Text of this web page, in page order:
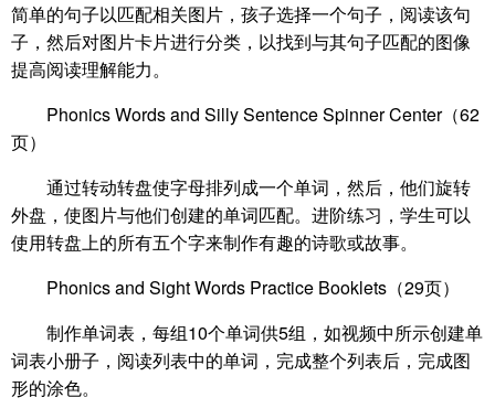
简单的句子以匹配相关图片，孩子选择一个句子，阅读该句
子，然后对图片卡片进行分类，以找到与其句子匹配的图像
提高阅读理解能力。
Phonics Words and Silly Sentence Spinner Center（62
页）
通过转动转盘使字母排列成一个单词，然后，他们旋转
外盘，使图片与他们创建的单词匹配。进阶练习，学生可以
使用转盘上的所有五个字来制作有趣的诗歌或故事。
Phonics and Sight Words Practice Booklets（29页）
制作单词表，每组10个单词供5组，如视频中所示创建单
词表小册子，阅读列表中的单词，完成整个列表后，完成图
形的涂色。